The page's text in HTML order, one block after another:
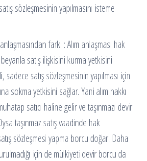
sözleşmesinin yapılmasını isteme
farkı : Alım anlaşması hak
satış ilişkisini kurma yetkisini
sadece satış sözleşmesinin yapılması için
sokma yetkisini sağlar. Yani alım hakkı
satıcı haline gelir ve taşınmazı devir
taşınmaz satış vaadinde hak
sözleşmesi yapma borcu doğar. Daha
için de mülkiyeti devir borcu da